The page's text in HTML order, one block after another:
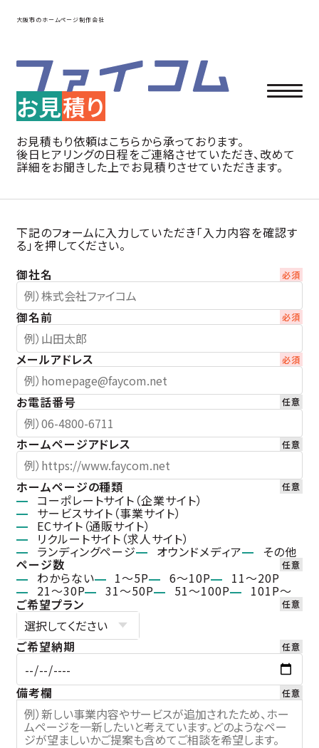
大阪市のホームページ制作会社
お見積り
お見積もり依頼はこちらから承っております。
後日ヒアリングの日程をご連絡させていただき、改めて
詳細をお聞きした上でお見積りさせていただきます。
下記のフォームに入力していただき「入力内容を確認す
る」を押してください。
御社名
御名前
メールアドレス
お電話番号
ホームページアドレス
ホームページの種類
コーポレートサイト（企業サイト）
サービスサイト（事業サイト）
ECサイト（通販サイト）
リクルートサイト（求人サイト）
ランディングページ オウンドメディア その他
ページ数
わからない 1〜5P 6〜10P 11〜20P
21〜30P 31〜50P 51〜100P 101P〜
ご希望プラン
ご希望納期
備考欄